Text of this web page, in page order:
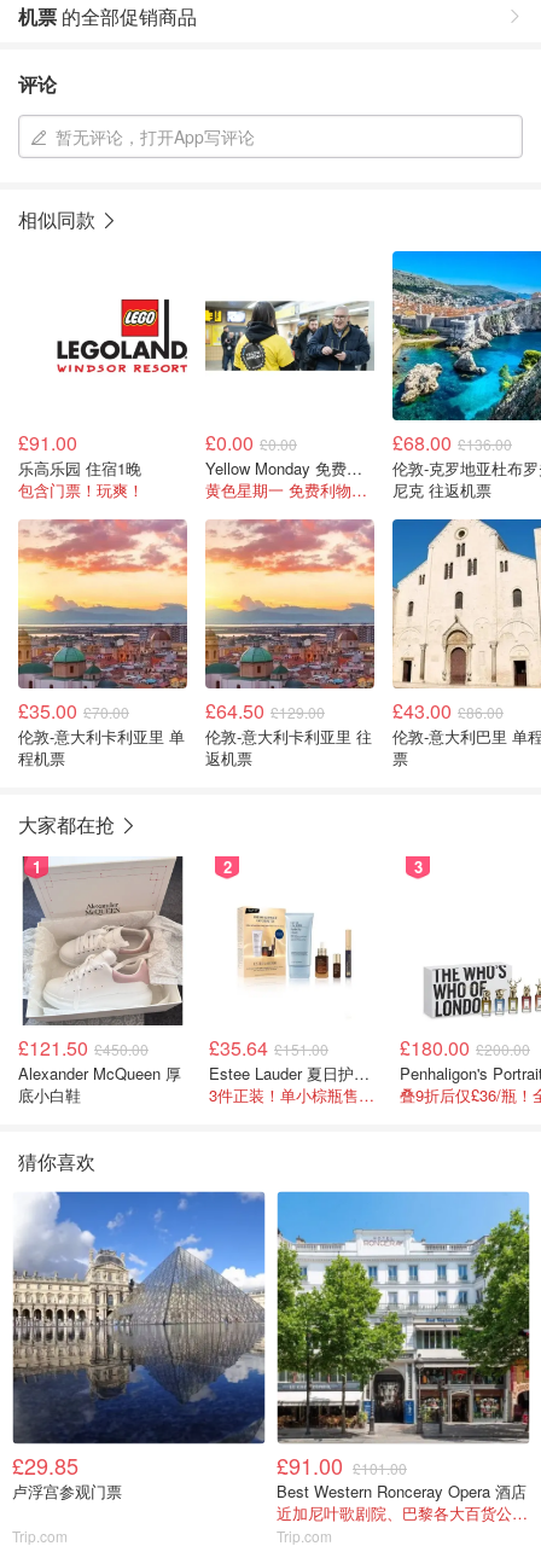
机票 的全部促销商品
评论
暂无评论，打开App写评论
相似同款
£91.00
乐高乐园 住宿1晚
包含门票！玩爽！
£0.00 £0.00
Yellow Monday 免费火车票
黄色星期一 免费利物浦火车票
£68.00 £136.00
伦敦-克罗地亚杜布
尼克 往返机票
£35.00 £70.00
伦敦-意大利卡利亚里 单
程机票
£64.50 £129.00
伦敦-意大利卡利亚里 往
返机票
£43.00 £86.00
伦敦-意大利巴里 单
票
大家都在抢
1
£121.50 £450.00
Alexander McQueen 厚
底小白鞋
2
£35.64 £151.00
Estee Lauder 夏日护肤彩妆礼盒
3件正装！单小棕瓶售价就要£65！
3
£180.00 £200.00
猜你喜欢
£29.85
卢浮宫参观门票
Trip.com
£91.00 £101.00
Best Western Ronceray Opera 酒店
近加尼叶歌剧院、巴黎各大百货公司！
Trip.com